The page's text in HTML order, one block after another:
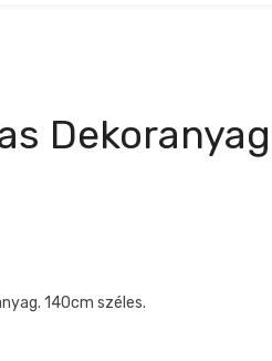
140cm széles.